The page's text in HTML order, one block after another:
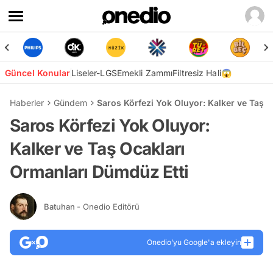
Güncel KonularLiseler-LGSEmekli ZammıFiltresiz Hali😱
Haberler Gündem Saros Körfezi Yok Oluyor: Kalker ve Taş
Saros Körfezi Yok Oluyor:
Kalker ve Taş Ocakları
Ormanları Dümdüz Etti
Batuhan - Onedio Editörü
Onedio’yu Google'a ekleyin